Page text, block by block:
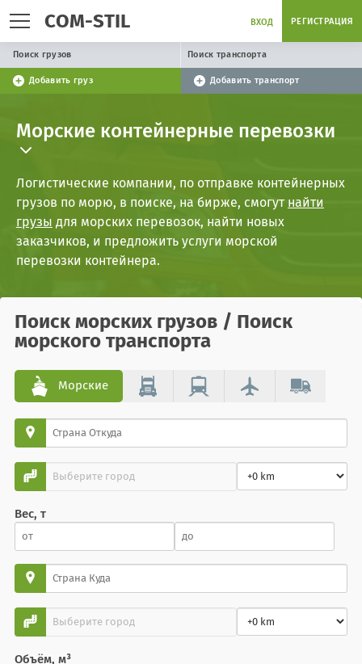
COM-STIL ВХОД РЕГИСТРАЦИЯ
Поиск грузов Поиск транспорта
Добавить груз Добавить транспорт
Морские контейнерные перевозки
Логистические компании, по отправке контейнерных
грузов по морю, в поиске, на бирже, смогут найти
грузы для морских перевозок, найти новых
заказчиков, и предложить услуги морской
перевозки контейнера.
Поиск морских грузов / Поиск
морского транспорта
Морские
Вес, т
Объём, м³